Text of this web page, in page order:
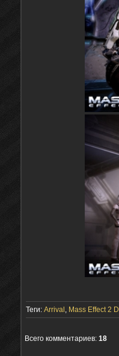
Теги: Arrival , Mass Effect 2
Всего комментариев: 18